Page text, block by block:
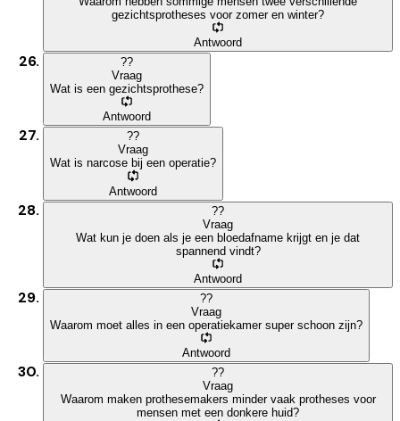
gezichtsprotheses voor zomer en winter?
Antwoord
??
Vraag
Wat is een gezichtsprothese?
Antwoord
??
Vraag
Wat is narcose bij een operatie?
Antwoord
??
Vraag
Wat kun je doen als je een bloedafname krijgt en je dat
spannend vindt?
Antwoord
??
Vraag
Waarom moet alles in een operatiekamer super schoon zijn?
Antwoord
??
Vraag
Waarom maken prothesemakers minder vaak protheses voor
mensen met een donkere huid?